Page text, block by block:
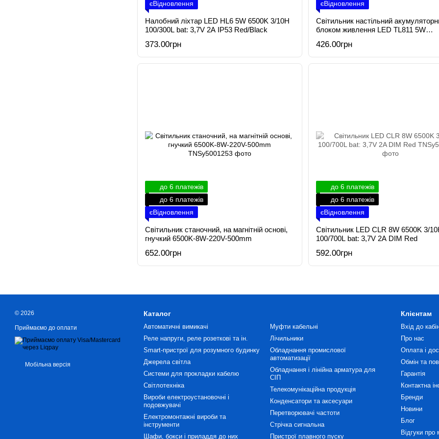
єВідновлення
Налобний ліхтар LED HL6 5W 6500K 3/10H
100/300L bat: 3,7V 2A IP53 Red/Black
373.00грн
єВідновлення
Світильник настільний
блоком живлення LED TL811 5W
3,7V 1,2A White Mini
426.00грн
до 6 платежів
до 6 платежів
єВідновлення
Світильник станочний, на магнітній основі,
гнучкий 6500K-8W-220V-500mm
652.00грн
до 6 платежів
до 6 платежів
єВідновлення
Світильник LED CLR 8W 6500K 3/
100/700L bat: 3,7V 2A DIM Red
592.00грн
© 2026
Приймаємо до оплати
Мобільна версія
Каталог
Автоматичні вимикачі
Реле напруги, реле розеткові та ін.
Smart-пристрої для розумного будинку
Джерела світла
Системи для прокладки кабелю
Світлотехніка
Вироби електроустановочні і
подовжувачі
Електромонтажні вироби та
інструменти
Шафи, бокси і приладдя до них
Муфти кабельні
Лічильники
Обладнання промислової
автоматизації
Обладнання і лінійна арматура для
СІП
Телекомунікаційна продукція
Конденсатори та аксесуари
Перетворювачі частоти
Стрічка сигнальна
Пристрої плавного пуску
Клієнтам
Вхід до
Про нас
Оплата і
Обмін та
Гарантія
Контактна
Бренди
Новини
Блог
Відгуки про